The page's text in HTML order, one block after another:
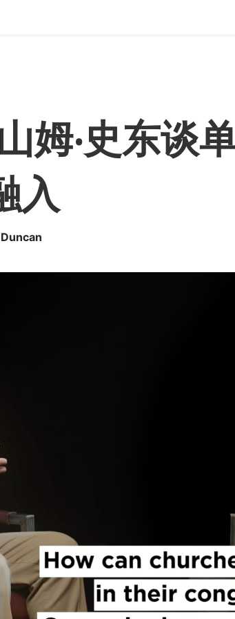
姆‧史东谈
入